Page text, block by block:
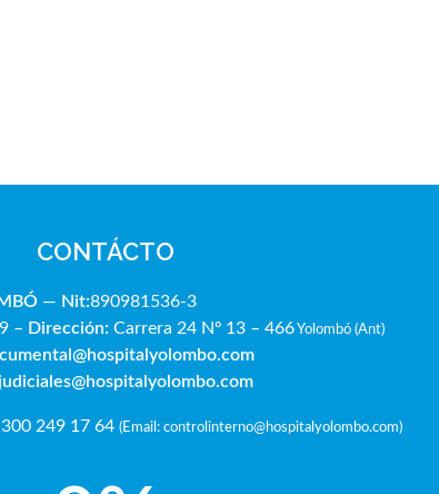
CONTÁCTO
— Nit:890981536-3
– Dirección: Carrera 24 Nº 13 – 466Yolombó (Ant)
judiciales@hospitalyolombo.com
249 17 64 (Email: controlinterno@hospitalyolombo.com)